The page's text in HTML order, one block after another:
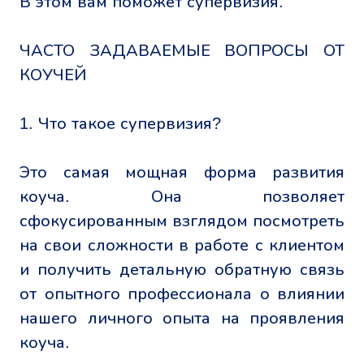
ЧАСТО ЗАДАВАЕМЫЕ ВОПРОСЫ ОТ
КОУЧЕЙ
1. Что такое супервизия?
Это самая мощная форма развития
коуча. Она позволяет
сфокусированным взглядом посмотреть
на свои сложности в работе с клиентом
и получить детальную обратную связь
от опытного профессионала о влиянии
нашего личного опыта на проявления
коуча.